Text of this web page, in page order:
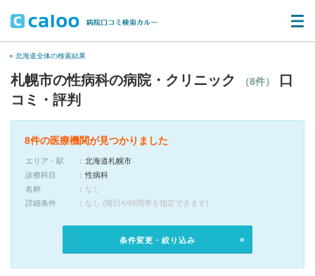
« 北海道全体の検索結果
札幌市の性病科の病院・クリニック （8件）
口
コミ・評判
8件の医療機関が見つかりました
エリア・駅
北海道札幌市
診療科目
性病科
名称
なし
詳細条件
なし (曜日や時間帯を指定できます)
条件変更・絞り込み